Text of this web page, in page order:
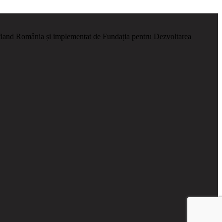
România și implementat de Fundația pentru Dezvoltarea